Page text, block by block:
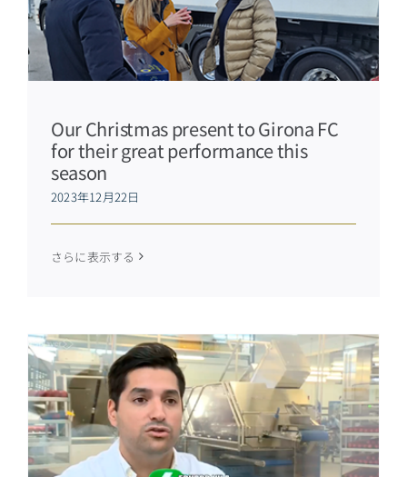
Our Christmas present to Girona FC
for their great performance this
season
2023年12月22日
さらに表示する